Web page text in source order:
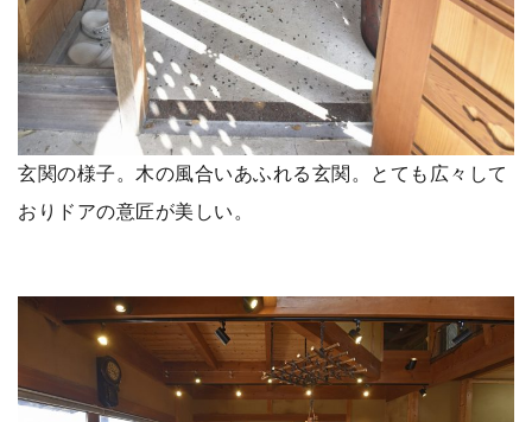
玄関の様子。木の風合いあふれる玄関。とても広々して
おりドアの意匠が美しい。